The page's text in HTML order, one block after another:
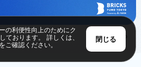
all rights reserved.
Back to Top
の利便性向上のためにク
ております。 詳しくは、
をご確認ください。
閉じる